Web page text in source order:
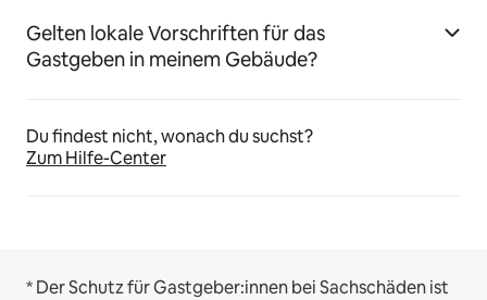
Gelten lokale Vorschriften für das
Gastgeben in meinem Gebäude?
Du findest nicht, wonach du suchst?
Zum Hilfe-Center
* Der Schutz für Gastgeber:innen bei Sachschäden ist